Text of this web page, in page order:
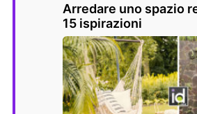
Arredare uno spazio
15 ispirazioni